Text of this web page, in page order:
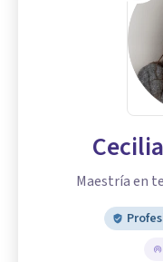
Maestría en